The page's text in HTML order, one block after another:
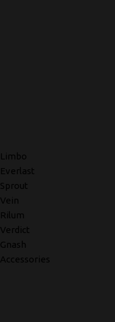
Limbo
Everlast
Sprout
Vein
Rilum
Verdict
Gnash
Accessories